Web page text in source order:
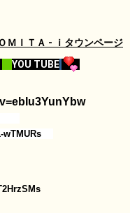
ＭＩＴＡ - ｉタウンページ​
YOU TUBE